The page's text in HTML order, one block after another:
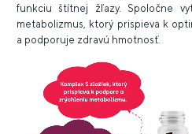
funkciu štítnej žľazy. Spoločne
metabolizmus, ktorý prispieva k
a podporuje zdravú hmotnosť.